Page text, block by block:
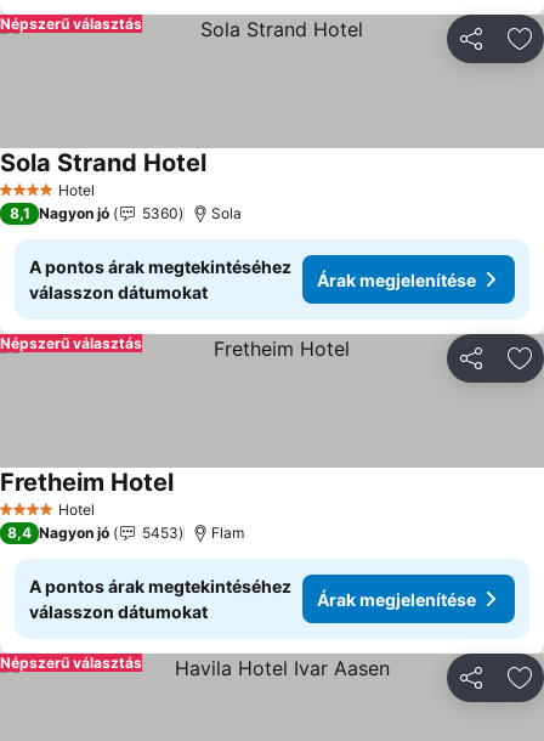
Népszerű választás
4 KategóriaHotel
Sola Strand Hotel
8,1 Nagyon jó 5360 Sola
A pontos árak megtekintéséhez
válasszon dátumokat
Árak megjelenítése
Népszerű választás
4 KategóriaHotel
Fretheim Hotel
8,4 Nagyon jó 5453 Flam
A pontos árak megtekintéséhez
válasszon dátumokat
Árak megjelenítése
Népszerű választás